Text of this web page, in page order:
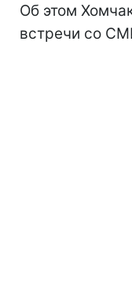
Об этом
встречи со